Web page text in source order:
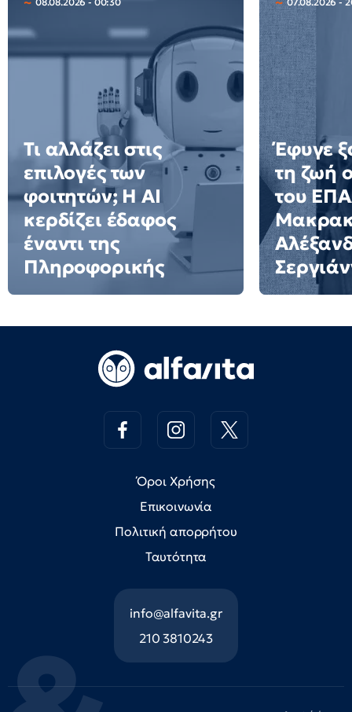
Τι αλλάζει στις
επιλογές των
φοιτητών; Η AI
κερδίζει έδαφος
έναντι της
Πληροφορικής
Έφυγε
τη ζωή
του
Όροι Χρήσης
Επικοινωνία
Πολιτική απορρήτου
Ταυτότητα
info@alfavita.gr
210 3810243